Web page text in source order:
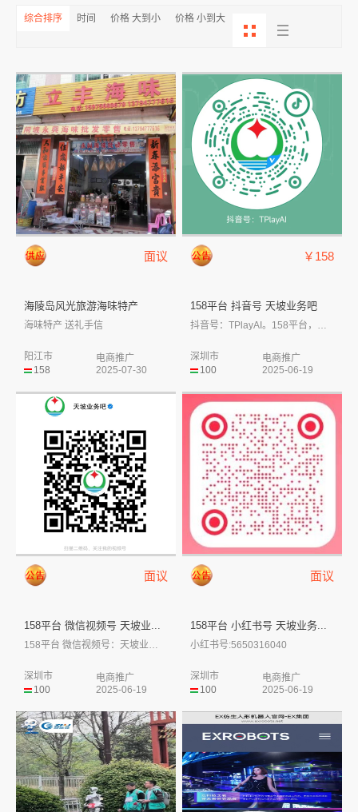
综合排序 时间 价格 大到小 价格 小到大
面议
海陵岛风光旅游海味特产
海味特产 送礼手信
158
阳江市
电商推广
2025-07-30
￥158
158平台 抖音号 天坡业务吧
抖音号：TPlayAI。158平台，微信...
100
深圳市
电商推广
2025-06-19
面议
158平台 微信视频号 天坡业...
158平台 微信视频号：天坡业务吧
100
深圳市
电商推广
2025-06-19
面议
158平台 小红书号 天坡业务...
小红书号:5650316040
100
深圳市
电商推广
2025-06-19